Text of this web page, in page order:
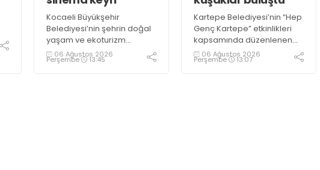
Kocaeli Büyükşehir
Belediyesi’nin şehrin doğal
yaşam ve ekoturizm
merkezi Ormanya’da
düzenlediği “Gece
06 Ağustos 2026
Perşembe 13:45
Kartepe Belediyesi’nin “Hep
Genç Kartepe” etkinlikleri
kapsamında düzenlenen
Gençlik ve Gelişim Kampı’na
katılan gençler, Kocaeli
06 Ağustos 2026
Perşembe 13:07